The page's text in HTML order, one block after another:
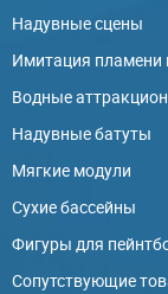
Надувные сцены
Имитация
Водные
Надувные батуты
Мягкие модули
Сухие бассейны
Фигуры для
Сопутствующие